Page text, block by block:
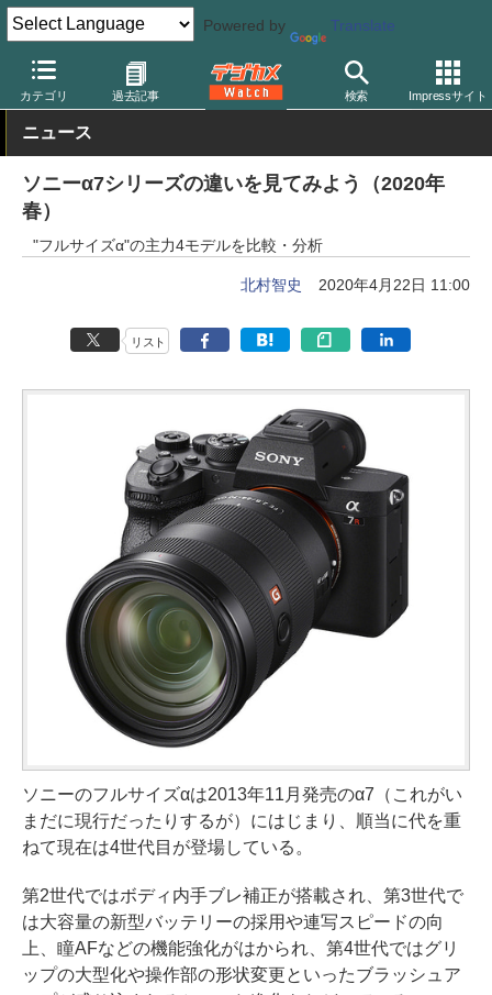
Powered by Translate
カテゴリ 過去記事 検索 Impressサイト
デジカメ Watch カメラ ミラーレスカメラ ソニー
ニュース
ソニーα7シリーズの違いを見てみよう（2020年
春）
"フルサイズα"の主力4モデルを比較・分析
北村智史 2020年4月22日 11:00
リスト
ソニーのフルサイズαは2013年11月発売のα7（これがい
まだに現行だったりするが）にはじまり、順当に代を重
ねて現在は4世代目が登場している。
第2世代ではボディ内手ブレ補正が搭載され、第3世代で
は大容量の新型バッテリーの採用や連写スピードの向
上、瞳AFなどの機能強化がはかられ、第4世代ではグリ
ップの大型化や操作部の形状変更といったブラッシュア